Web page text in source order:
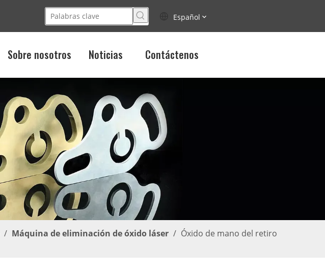
Español
Sobre nosotros Noticias Contáctenos
/ Máquina de eliminación de óxido láser / Óxido de mano del retiro